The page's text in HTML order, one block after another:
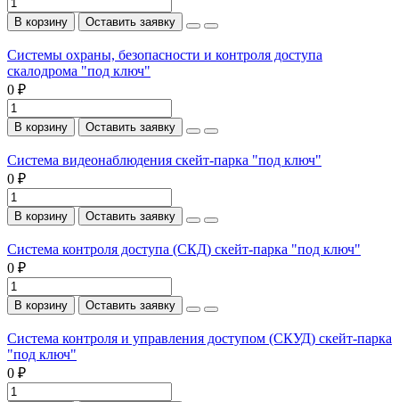
В корзину Оставить заявку
Системы охраны, безопасности и контроля доступа
скалодрома "под ключ"
0 ₽
В корзину Оставить заявку
Система видеонаблюдения скейт-парка "под ключ"
0 ₽
В корзину Оставить заявку
Система контроля доступа (СКД) скейт-парка "под ключ"
0 ₽
В корзину Оставить заявку
Система контроля и управления доступом (СКУД) скейт-парка
"под ключ"
0 ₽